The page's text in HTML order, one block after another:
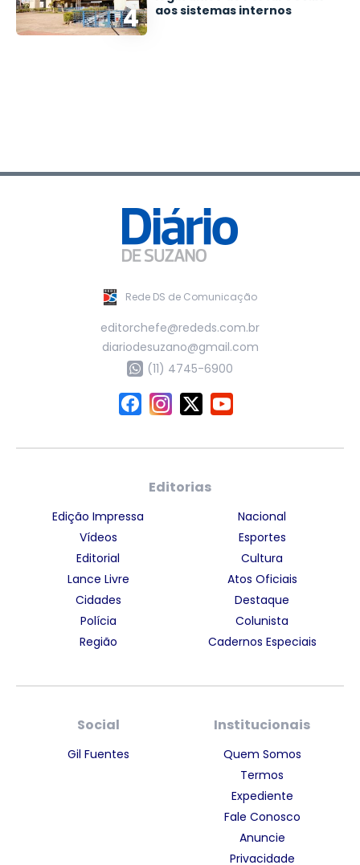
4
aos sistemas internos
Rede DS de Comunicação
editorchefe@rededs.com.br
diariodesuzano@gmail.com
(11) 4745-6900
Editorias
Edição Impressa
Vídeos
Editorial
Lance Livre
Cidades
Polícia
Região
Nacional
Esportes
Cultura
Atos Oficiais
Destaque
Colunista
Cadernos Especiais
Social
Gil Fuentes
Institucionais
Quem Somos
Termos
Expediente
Fale Conosco
Anuncie
Privacidade